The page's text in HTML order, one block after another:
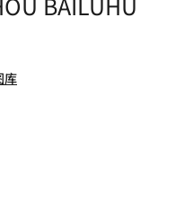
库